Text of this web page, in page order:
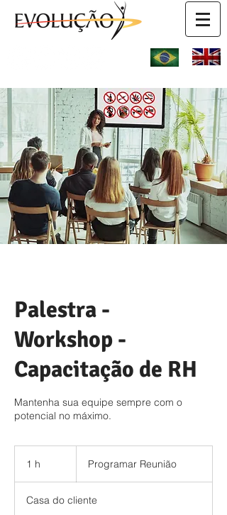
Palestra -
Workshop -
Capacitação de RH
Mantenha sua equipe sempre com o
potencial no máximo.
1 h Programar Reunião
Casa do cliente